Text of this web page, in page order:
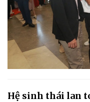
Hệ sinh thái lan